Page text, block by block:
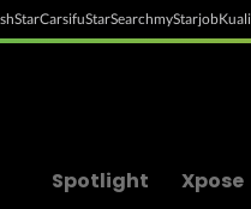
StarCarsifuStarSearchmyStarjobKuali
Spotlight Xpose